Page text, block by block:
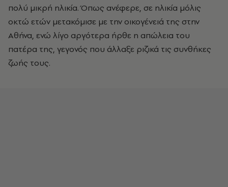
πολύ μικρή ηλικία. Όπως ανέφερε, σε ηλικία μόλις
οκτώ ετών μετακόμισε με την οικογένειά της στην
Αθήνα, ενώ λίγο αργότερα ήρθε η απώλεια του
πατέρα της, γεγονός που άλλαξε ριζικά τις συνθήκες
ζωής τους.